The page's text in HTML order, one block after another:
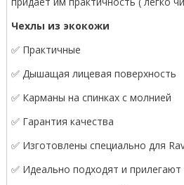
Чехлы из экокожи
✅ Практичные
✅ Дышащая лицевая поверхность
✅ Карманы на спинках с молнией
✅ Гарантия качества
✅ Изготовлены специально для
✅ Идеально подходят и прилегают